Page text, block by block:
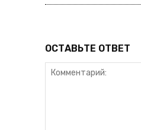
ОСТАВЬТЕ ОТВЕТ